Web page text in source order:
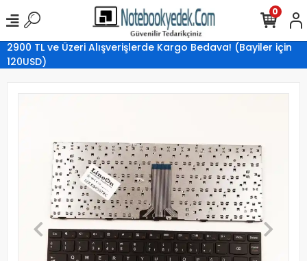
2900 TL ve Üzeri Alışverişlerde Kargo Bedava! (Bayiler için
120USD)
0